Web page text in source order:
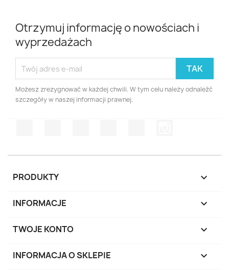
Otrzymuj informację o nowościach i
wyprzedażach
Możesz zrezygnować w każdej chwili. W tym celu należy odnaleźć
szczegóły w naszej informacji prawnej.
PRODUKTY 
INFORMACJE 
TWOJE KONTO 
INFORMACJA O SKLEPIE keyboard_arrow_down